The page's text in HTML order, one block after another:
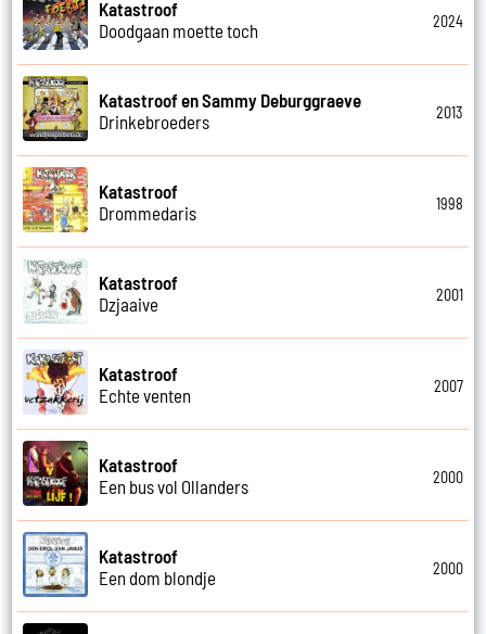
Katastroof
Doodgaan moette toch
2024
Katastroof en Sammy Deburggraeve
Drinkebroeders
2013
Katastroof
Drommedaris
1998
Katastroof
Dzjaaive
2001
Katastroof
Echte venten
2007
Katastroof
Een bus vol Ollanders
2000
Katastroof
Een dom blondje
2000